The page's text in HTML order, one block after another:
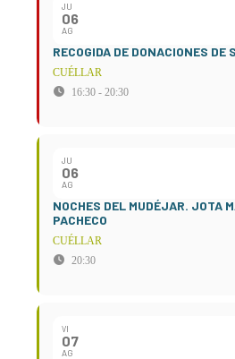
JU
06
AG
RECOGIDA DE DONACIONES DE
CUÉLLAR
16:30 - 20:30
JU
06
AG
NOCHES DEL MUDÉJAR. JOTA
PACHECO
CUÉLLAR
20:30
VI
07
AG